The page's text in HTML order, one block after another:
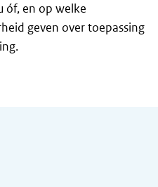
óf, en op welke
geven over toepassing